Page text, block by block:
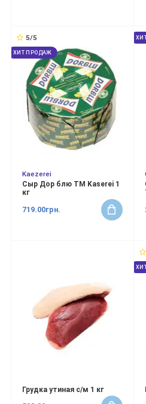
5/5
ХИТ ПРОДАЖ
Kaezerei
Сыр Дор блю ТМ Kaserei 1
кг
719.00грн.
Грудка утиная с/м 1 кг